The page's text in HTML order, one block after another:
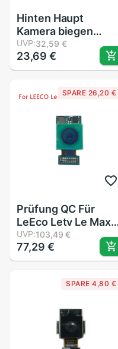
Hinten Haupt
Kamera biegen
Kabel Für Zenfone3
Zenfone 3 ZE520KL
Z012DE ZE552KL
Modul
UVP:32,59 €
23,69 €
SPARE 26,20 €
Prüfung QC Für
LeEco Letv Le Max
X900 Zurück
Kamera Modul
biegen Kabel +
Octa Ader Hinten
Reparatur Teile
UVP:103,49 €
77,29 €
SPARE 4,80 €